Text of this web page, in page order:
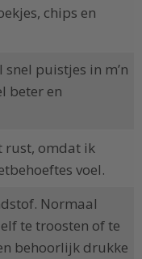
chips en
puistjes in m’n
beter en
rust, omdat ik
voel.
Normaal
te troosten of te
behoorlijk drukke